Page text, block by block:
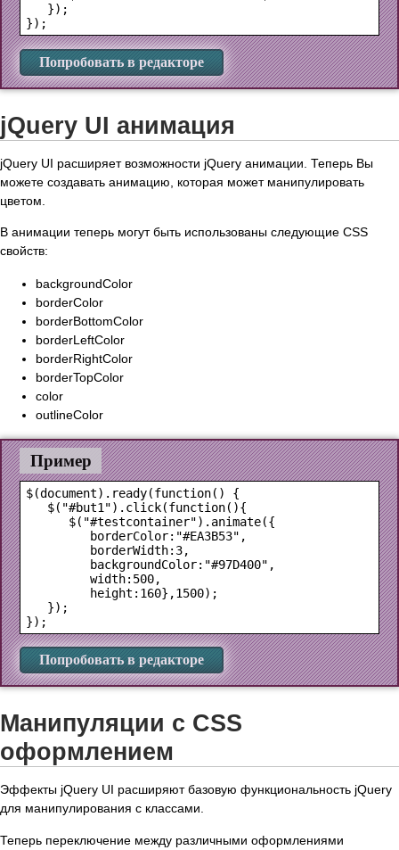
   });
Попробовать в редакторе
jQuery UI анимация
jQuery UI расширяет возможности jQuery анимации. Теперь Вы
можете создавать анимацию, которая может манипулировать
цветом.
В анимации теперь могут быть использованы следующие CSS
свойств:
backgroundColor
borderColor
borderBottomColor
borderLeftColor
borderRightColor
borderTopColor
color
outlineColor
Пример
$(document).ready(function() {
   $("#but1").click(function(){
      $("#testcontainer").animate({
         borderColor:"#EA3B53",
         borderWidth:3,
         backgroundColor:"#97D400",
         width:500,
         height:160},1500);
   });
Попробовать в редакторе
Манипуляции с CSS
оформлением
Эффекты jQuery UI расширяют базовую функциональность jQuery
для манипулирования с классами.
Теперь переключение между различными оформлениями